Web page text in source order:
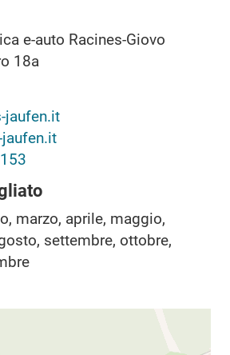
e-auto Racines-Giovo
18a
jaufen.it
marzo, aprile, maggio,
settembre, ottobre,